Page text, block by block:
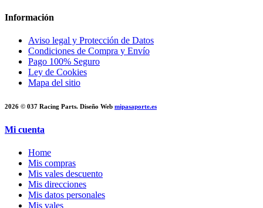
Información
Aviso legal y Protección de Datos
Condiciones de Compra y Envío
Pago 100% Seguro
Ley de Cookies
Mapa del sitio
2026 © 037 Racing Parts. Diseño Web mipasaporte.es
Mi cuenta
Home
Mis compras
Mis vales descuento
Mis direcciones
Mis datos personales
Mis vales